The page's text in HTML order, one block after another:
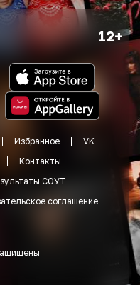
12+
Избранное
VK
Контакты
СОУТ
соглашение